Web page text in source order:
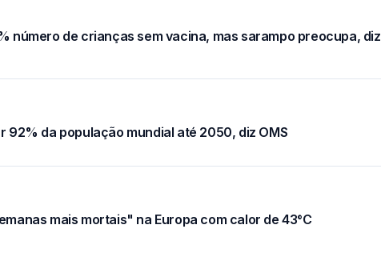
número de crianças sem vacina, mas sarampo preocupa, diz
92% da população mundial até 2050, diz OMS
mais mortais" na Europa com calor de 43°C